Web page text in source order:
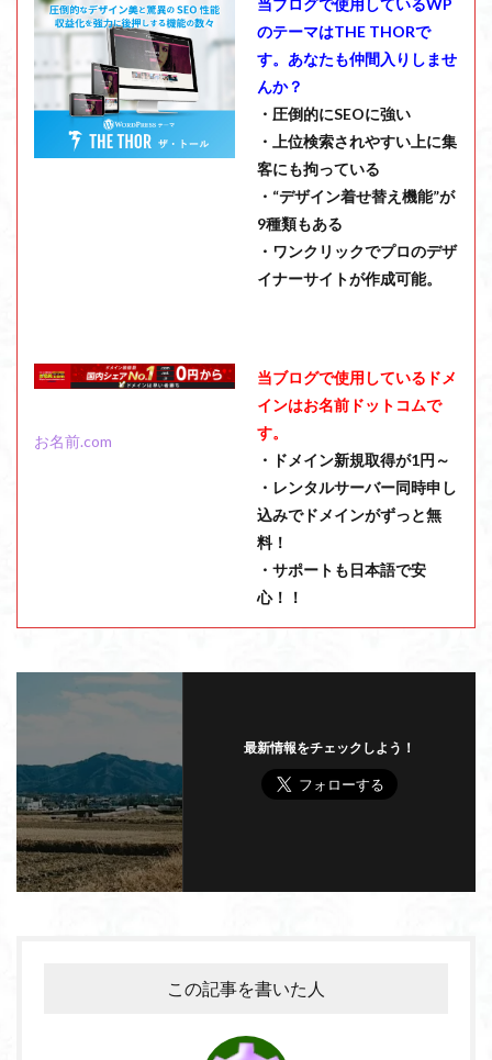
当ブログで使用しているWP
のテーマはTHE THORで
す。あなたも仲間入りしませ
んか？
・圧倒的にSEOに強い
・上位検索されやすい上に集
客にも拘っている
・“デザイン着せ替え機能”が
9種類もある
・ワンクリックでプロのデザ
イナーサイトが作成可能。
お名前.com
当ブログで使用しているドメ
インはお名前ドットコムで
す。
・ドメイン新規取得が1円～
・レンタルサーバー同時申し
込みでドメインがずっと無
料！
・サポートも日本語で安
心！！
最新情報をチェックしよう！
この記事を書いた人